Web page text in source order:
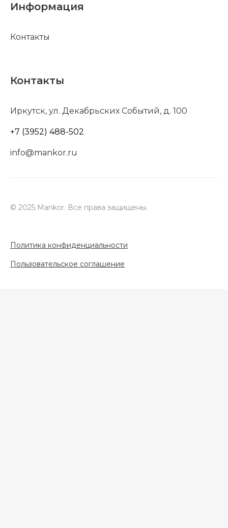
Информация
Контакты
Контакты
Иркутск, ул. Декабрьских Событий, д. 100
+7 (3952) 488-502
info@mankor.ru
© 2025 Mankor. Все права защищены.
Политика конфиденциальности
Пользовательское соглашение